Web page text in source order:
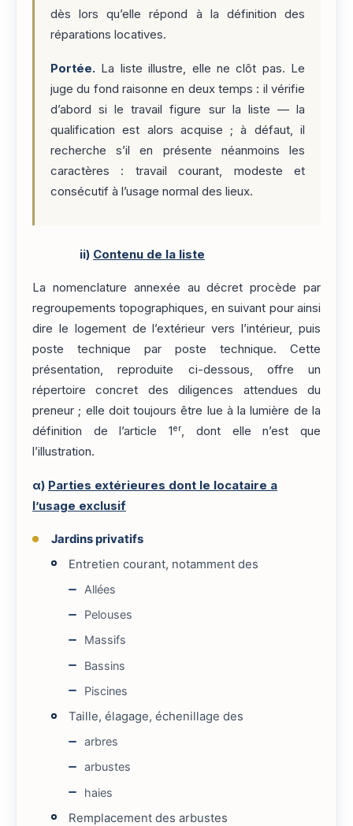
dès lors qu’elle répond à la définition des
réparations locatives.
Portée. La liste illustre, elle ne clôt pas. Le
juge du fond raisonne en deux temps : il vérifie
d’abord si le travail figure sur la liste — la
qualification est alors acquise ; à défaut, il
recherche s’il en présente néanmoins les
caractères : travail courant, modeste et
consécutif à l’usage normal des lieux.
ii) Contenu de la liste
La nomenclature annexée au décret procède par
regroupements topographiques, en suivant pour ainsi
dire le logement de l’extérieur vers l’intérieur, puis
poste technique par poste technique. Cette
présentation, reproduite ci-dessous, offre un
répertoire concret des diligences attendues du
preneur ; elle doit toujours être lue à la lumière de la
définition de l’article 1 er, dont elle n’est que
l’illustration.
α) Parties extérieures dont le locataire a
l’usage exclusif
Jardins privatifs
Entretien courant, notamment des
Allées
Pelouses
Massifs
Bassins
Piscines
Taille, élagage, échenillage des
arbres
arbustes
haies
Remplacement des arbustes